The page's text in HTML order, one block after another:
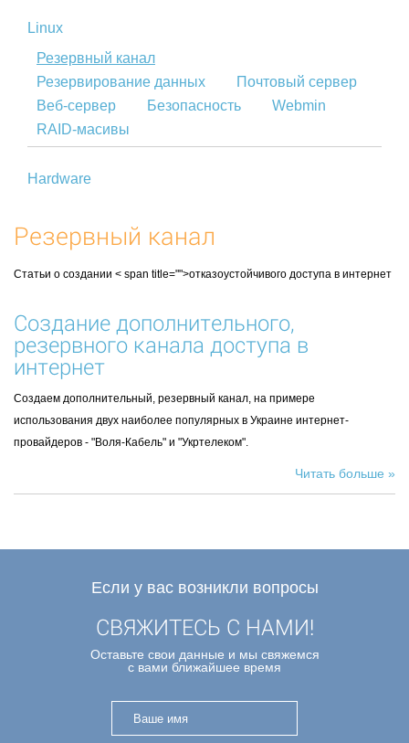
Linux
Резервный канал
Резервирование данных
Почтовый сервер
Веб-сервер
Безопасность
Webmin
RAID-масивы
Hardware
Резервный канал
Статьи о создании < span title="">отказоустойчивого доступа в интернет
Создание дополнительного,
резервного канала доступа в
интернет
Создаем дополнительный, резервный канал, на примере
использования двух наиболее популярных в Украине интернет-
провайдеров - "Воля-Кабель" и "Укртелеком".
Читать больше »
Если у вас возникли вопросы
СВЯЖИТЕСЬ С НАМИ!
Оставьте свои данные и мы свяжемся
с вами ближайшее время